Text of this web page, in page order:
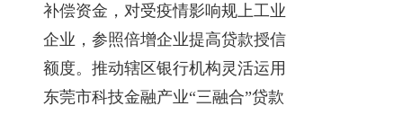
补偿资金，对受疫情影响规上工业
企业，参照倍增企业提高贷款授信
额度。推动辖区银行机构灵活运用
东莞市科技金融产业“三融合”贷款